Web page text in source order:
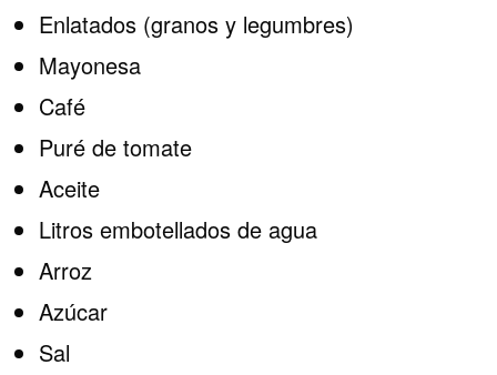
Enlatados (granos y legumbres)
Mayonesa
Café
Puré de tomate
Aceite
Litros embotellados de agua
Arroz
Azúcar
Sal